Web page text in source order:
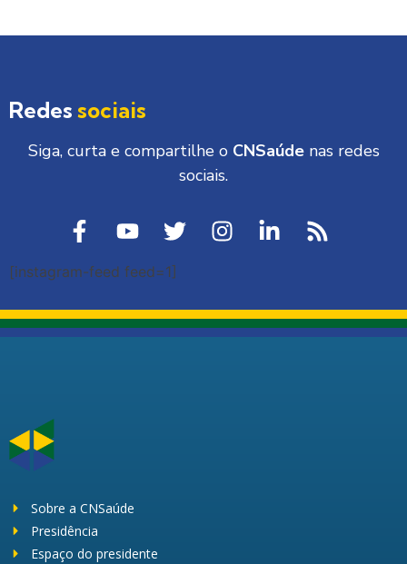
Redes sociais
Siga, curta e compartilhe o CNSaúdenas redes
sociais.
[instagram-feed feed=1]
Sobre a CNSaúde
Presidência
Espaço do presidente